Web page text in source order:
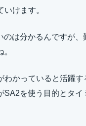
いけます。
のは分かるんですが、
わかっていると活躍
SA2を使う目的とタイ